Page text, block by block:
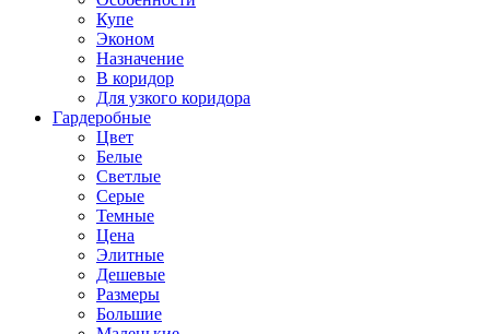
Купе
Эконом
Назначение
В коридор
Для узкого коридора
Гардеробные
Цвет
Белые
Светлые
Серые
Темные
Цена
Элитные
Дешевые
Размеры
Большие